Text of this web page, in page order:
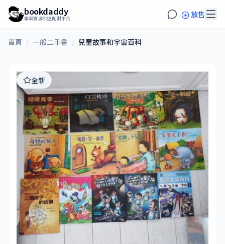
bookdaddy
學習資源秒速配對平台 放售
首頁 / 一般二手書 / 兒童故事和宇宙百科
全新